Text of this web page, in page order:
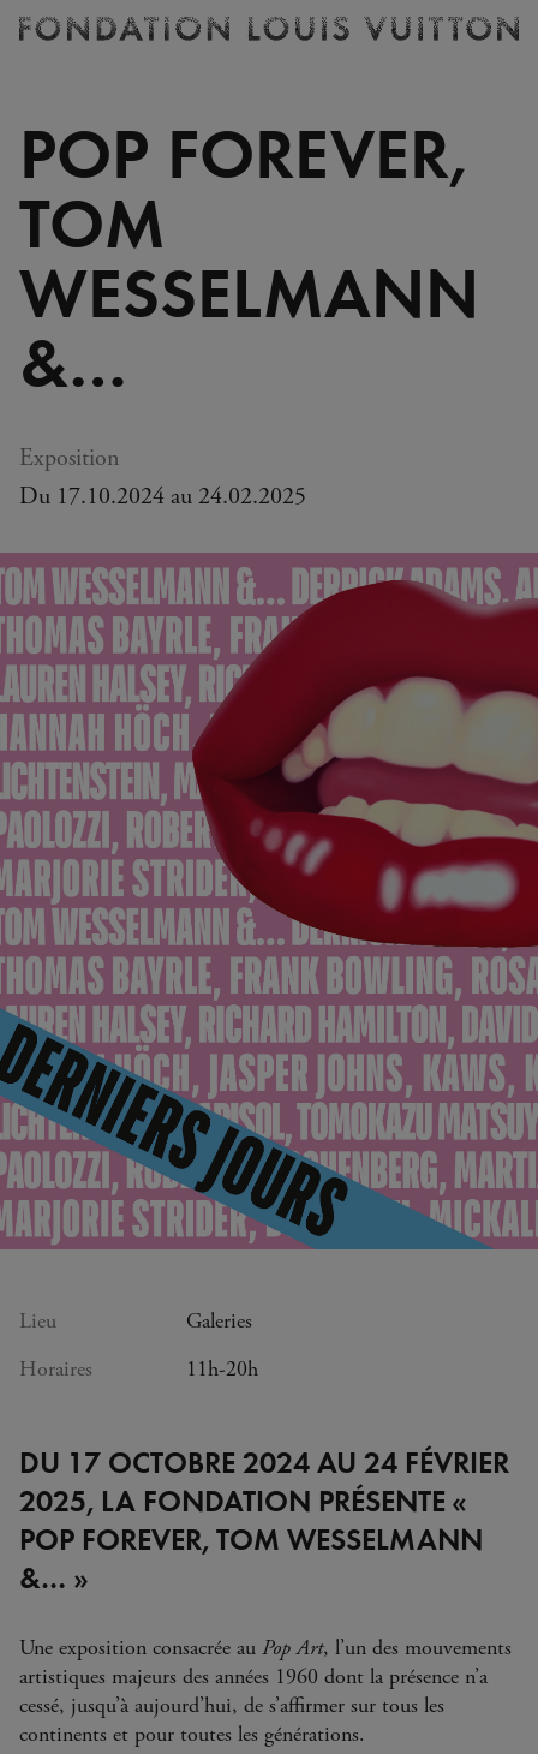
Accueil
POP FOREVER,
TOM
WESSELMANN
&…
Exposition
Du 17.10.2024 au 24.02.2025
Lieu
Galeries
Horaires
11h-20h
DU 17 OCTOBRE 2024 AU 24 FÉVRIER
2025, LA FONDATION PRÉSENTE «
POP FOREVER, TOM WESSELMANN
&… »
Une exposition consacrée au Pop Art, l’un des mouvements
artistiques majeurs des années 1960 dont la présence n’a
cessé, jusqu’à aujourd’hui, de s’affirmer sur tous les
continents et pour toutes les générations.
Billetterie